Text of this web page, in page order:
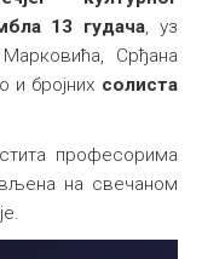
13 гудача, уз
Срђана
и бројних солиста
професорима
на свечаном